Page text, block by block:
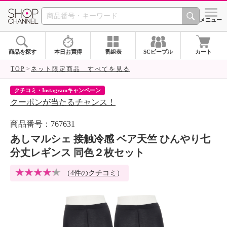
SHOP CHANNEL シメニュー
商品を探す 本日お買得 番組表 SCピープル カート
TOP ネット限定商品 すべてを見る
クチコミ・Instagramキャンペーン
クーポンが当たるチャンス！
商品番号：767631
あしマルシェ 接触冷感 ベア天竺 ひんやり七
分丈レギンス 同色２枚セット
（4件のクチコミ ）